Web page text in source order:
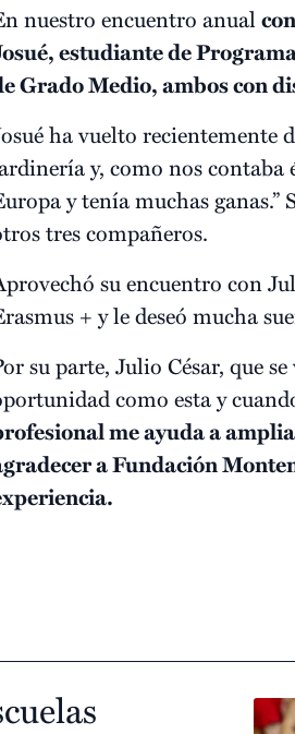
nuestro encuentro anual
estudiante de
Grado Medio, ambos con
ha vuelto recientemente
y, como nos contaba
y tenía muchas
tres compañeros.
su encuentro con
+ y le deseó mucha
su parte, Julio César, que
como esta y
me ayuda a
a Fundación